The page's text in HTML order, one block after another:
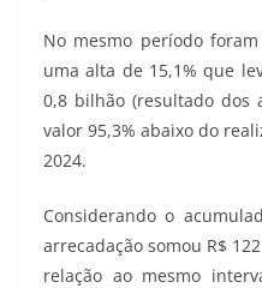
No mesmo período
uma alta de 15,1% que
0,8 bilhão (resultado dos
valor 95,3% abaixo do
2024.
Considerando o
arrecadação somou R$
relação ao mesmo